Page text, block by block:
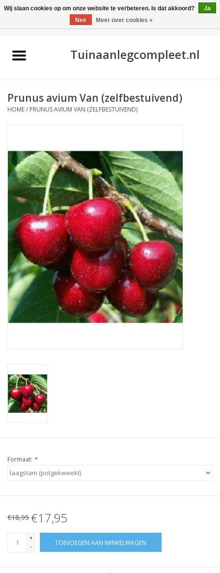
Tuinaanlegcompleet.nl
Prunus avium Van (zelfbestuivend)
HOME/ PRUNUS AVIUM VAN (ZELFBESTUIVEND)
Formaat: *
€18,95 €17,95
+
-
TOEVOEGEN AAN WINKELWAGEN
Wij slaan cookies op om onze website te verbeteren. Is dat akkoord?
Ja
Nee
Meer over cookies »